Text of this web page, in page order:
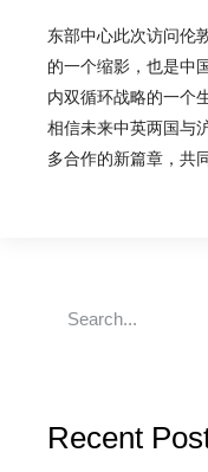
东部中心此次访问伦
的一个缩影，也是中
内双循环战略的一个
相信未来中英两国与
多合作的新篇章，共
Recent